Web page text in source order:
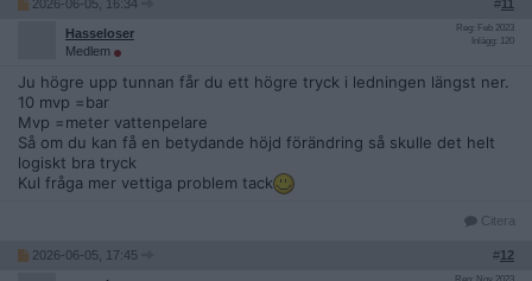
2026-06-05, 16:34 #11
Hasseloser
Medlem
Reg: Feb 2023
Inlägg: 120
Ju högre upp tunnan får du ett högre tryck i ledningen längst ner.
10 mvp =bar
Mvp =meter vattenpelare
Så om du kan få en betydande höjd förändring så skulle det helt
logiskt bra tryck
Kul fråga mer vettiga problem tack
Citera
2026-06-05, 17:45 #12